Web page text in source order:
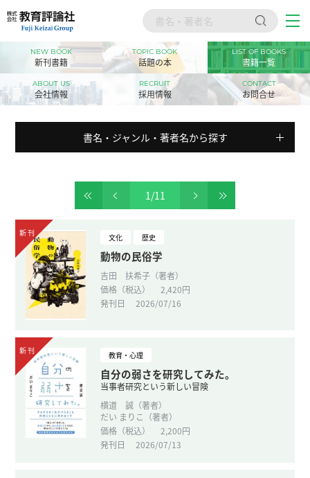
トップ
新刊書籍
お問合せ
NEW BOOK
新刊書籍
TOPIC BOOK
話題の本
LIST OF BOOKS
書籍一覧
ABOUT US
会社情報
RECRUIT
採用情報
CONTACT
お問合せ
書名・ジャンル・著者名から探す
1/11
文化 歴史
動物の民俗学
吉田 扶希子（著者）
価格（税込）
2,420円
発刊日
2026/07/16
教育・心理
自分の弱さを研究してみた。
当事者研究という新しい冒険
横道 誠（著者）
だい まりこ（著者）
価格（税込）
2,200円
発刊日
2026/07/13